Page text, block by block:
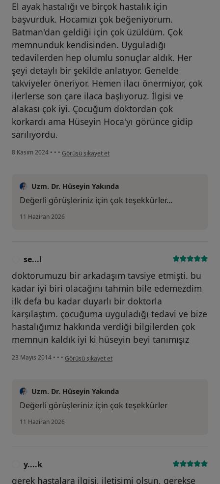
El ayak hastalığı ve birçok hastalık için
başvurduk. Hocamızı çok beğeniyorum.
Batman'dan geldiği için çok üzüldüm. Çok
memnunduk kendisinden. Uyguladığı
tedavilerden hep olumlu sonuçlar aldık. Her
şeyi detaylı bir şekilde anlatıyor. Genelde
takviyeler öneriyor. Hemen ilacı önermiyor, çok
ilerlerse son çare ilaca başlıyoruz. İlgisi ve
alakası çok iyi. Çocuğum doktordan çok
korkardı ama Hüseyin Hoca'yı görünce gidip
sarılıyordu.
8 Kasım 2024 • • • kullanıcının görüşüne göre k....)
Görüşü şikayet et
Uzm. Dr. Hüseyin Yakında
Değerli görüşleriniz için çok teşekkürler…
11 Haziran 2026
se...l
doktorumuzu bir arkadaşım tavsiye etmişti. bu
kadar iyi biri olacağını tahmin bile edemezdim
ilk defa bu kadar duyarlı bir doktorla
karşılaştım. çocuğuma uyguladığı tedavi ve bize
hastalığımız hakkında verdiği bilgilerden çok
memnun kaldık iyi ki hüseyin beyi tanımışız
23 Mayıs 2014 • • • kullanıcının görüşüne göre se...l
Görüşü şikayet et
Uzm. Dr. Hüseyin Yakında
Değerli görüşleriniz için çok teşekkürler
11 Haziran 2026
y....k
gerek hastalara ilgisi, iletişimi olsun, gerekse